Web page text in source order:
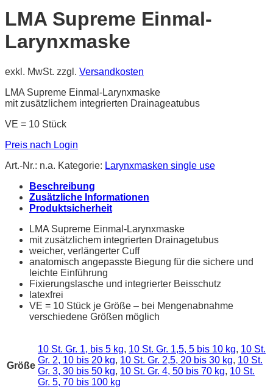
LMA Supreme Einmal-
Larynxmaske
exkl. MwSt. zzgl. Versandkosten
LMA Supreme Einmal-Larynxmaske
mit zusätzlichem integrierten Drainageatubus
VE = 10 Stück
Preis nach Login
Art.-Nr.: n.a. Kategorie: Larynxmasken single use
Beschreibung
Zusätzliche Informationen
Produktsicherheit
LMA Supreme Einmal-Larynxmaske
mit zusätzlichem integrierten Drainagetubus
weicher, verlängerter Cuff
anatomisch angepasste Biegung für die sichere und
leichte Einführung
Fixierungslasche und integrierter Beisschutz
latexfrei
VE = 10 Stück je Größe – bei Mengenabnahme
verschiedene Größen möglich
Größe
10 St. Gr. 1, bis 5 kg, 10 St. Gr. 1,5, 5 bis 10 kg, 10 St.
Gr. 2, 10 bis 20 kg, 10 St. Gr. 2,5, 20 bis 30 kg, 10 St.
Gr. 3, 30 bis 50 kg, 10 St. Gr. 4, 50 bis 70 kg, 10 St.
Gr. 5, 70 bis 100 kg